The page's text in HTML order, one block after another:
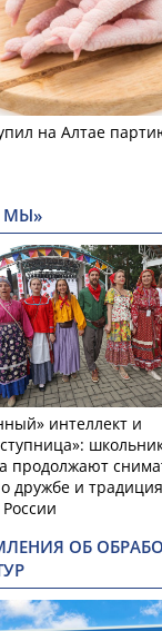
на Алтае
МЫ»
интеллект и
продолжают
дружбе и
ОБ